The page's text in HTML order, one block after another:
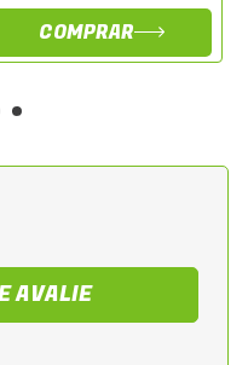
fácil e
guardar.
COMPRAR
AVALIE